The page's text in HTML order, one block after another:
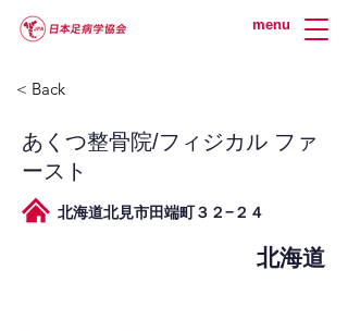
menu
< Back
あくつ整骨院/フィジカル ファ
ースト
北海道北見市田端町３２−２４
北海道